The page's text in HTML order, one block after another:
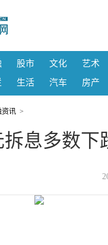
股市 文化 艺术
生活 汽车 房产
资讯 >
拆息多数下